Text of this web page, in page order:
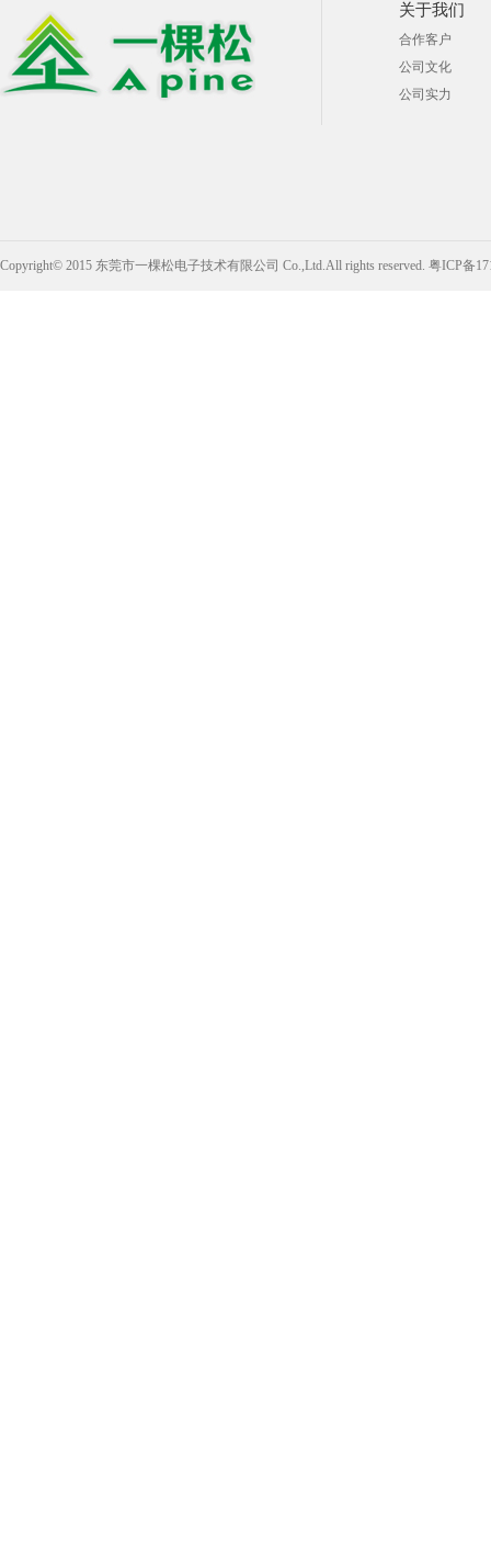
关于我们
合作客户
公司文化
公司实力
Copyright© 2015 东莞市一棵松电子技术有限公司 Co.,Ltd.All rights reserved. 粤ICP备